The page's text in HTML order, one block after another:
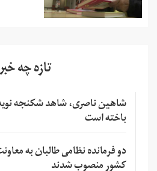
تازه چه
شاهین ناصری، شاهد شکنجه
باخته است
دو فرمانده نظامی طالبان به